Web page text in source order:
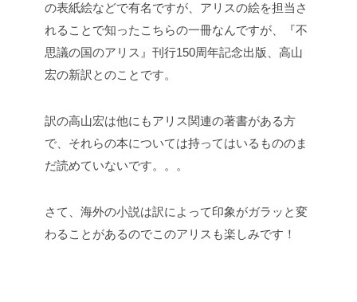
の表紙絵などで有名ですが、アリスの絵を担当さ
れることで知ったこちらの一冊なんですが、『不
思議の国のアリス』刊行150周年記念出版、高山
宏の新訳とのことです。
訳の高山宏は他にもアリス関連の著書がある方
で、それらの本については持ってはいるもののま
だ読めていないです。。。
さて、海外の小説は訳によって印象がガラッと変
わることがあるのでこのアリスも楽しみです！